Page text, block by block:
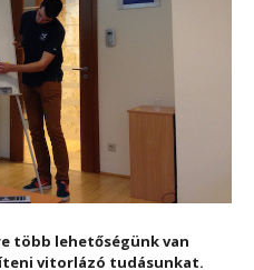
több lehetőségünk van
vitorlázó tudásunkat.